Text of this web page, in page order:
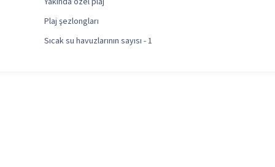
Plaj şezlongları
Sıcak su havuzlarının sayısı - 1